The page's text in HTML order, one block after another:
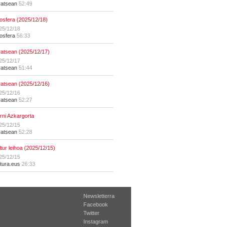
52:49
(2025/12/18)
12/18
56:33
(2025/12/17)
12/17
51:44
(2025/12/16)
12/16
52:27
Azkargorta
12/15
52:28
leihoa (2025/12/15)
12/15
26:33
Newsletterra
Facebook
Twitter
Instagram